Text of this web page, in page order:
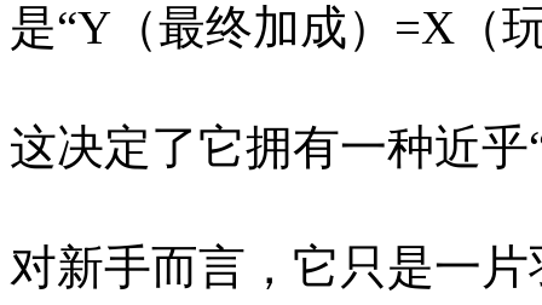
是“Y（最终加成）=X（
这决定了它拥有一种近乎
对新手而言，它只是一